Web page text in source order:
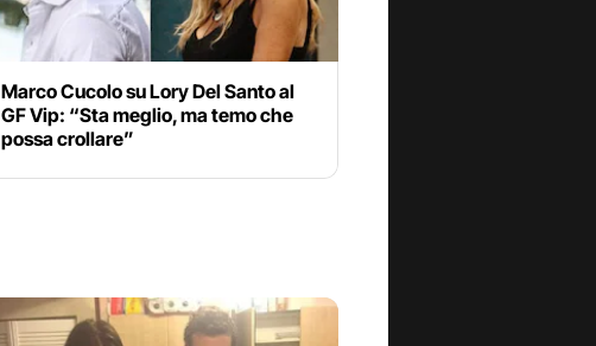
Marco Cucolo su Lory Del Santo al
GF Vip: “Sta meglio, ma temo che
possa crollare”